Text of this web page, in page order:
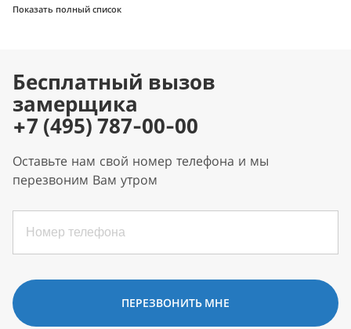
Показать полный список
Бесплатный вызов
замерщика
+7 (495) 787-00-00
Оставьте нам свой номер телефона и мы
перезвоним Вам утром
ПЕРЕЗВОНИТЬ МНЕ